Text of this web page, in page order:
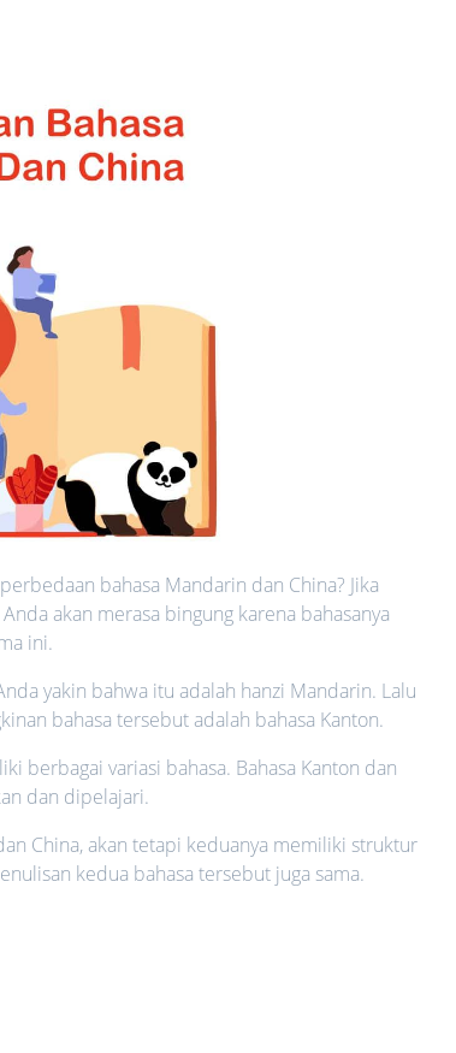
bahasa Mandarin dan China? Jika
akan merasa bingung karena bahasanya
ini.
yakin bahwa itu adalah hanzi Mandarin. Lalu
bahasa tersebut adalah bahasa Kanton.
berbagai variasi bahasa. Bahasa Kanton dan
dan dipelajari.
China, akan tetapi keduanya memiliki struktur
kedua bahasa tersebut juga sama.